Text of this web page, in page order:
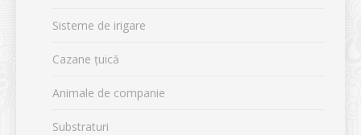
Sisteme de irigare
Cazane țuică
Animale de companie
Substraturi